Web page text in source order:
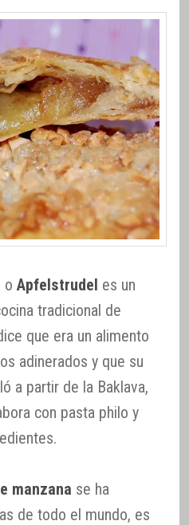
o Apfelstrudel es un
tradicional de
que era un alimento
adinerados y que su
a partir de la Baklava,
con pasta philo y
manzana se ha
de todo el mundo, es